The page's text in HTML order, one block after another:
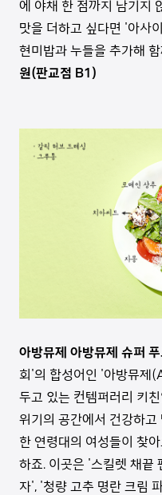
에 야채 한 점까지 남기지
맛을 더하고 싶다면 '아사
현미밥과 누들을 추가해
원(판교점 B1)
아방뮤제 아방뮤제 슈퍼
회'의 합성어인 '아방뮤제
두고 있는 컨템퍼러리 키
위기의 공간에서 건강하
한 연령대의 여성들이 찾
하죠. 이곳은 '스킬렛 채끝
자', '청량 고추 명란 크림